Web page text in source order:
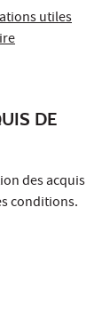
utiles
DE
des acquis
conditions.